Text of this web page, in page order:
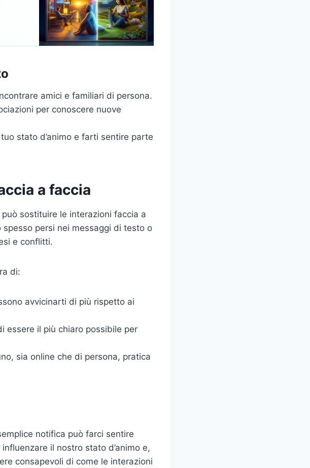
amici e familiari di persona.
per conoscere nuove
stato d’animo e farti sentire parte
a faccia
sostituire le interazioni faccia a
persi nei messaggi di testo o
e conflitti.
di:
avvicinarti di più rispetto ai
essere il più chiaro possibile per
sia online che di persona, pratica
notifica può farci sentire
il nostro stato d’animo e,
consapevoli di come le interazioni